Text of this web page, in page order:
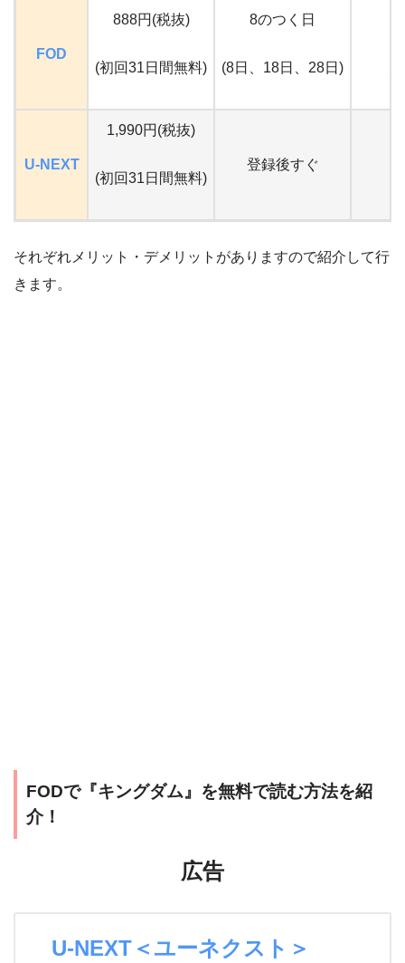
FOD
888円(税抜)
(初回31日間無料)
8のつく日
(8日、18日、28日)
U-NEXT
1,990円(税抜)
(初回31日間無料)
登録後すぐ
それぞれメリット・デメリットがありますので紹介して行
きます。
FODで『キングダム』を無料で読む方法を紹
介！
広告
U-NEXT＜ユーネクスト＞